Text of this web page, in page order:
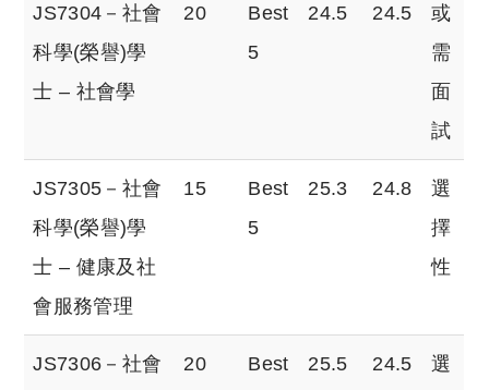
JS7304－社會
科學(榮譽)學
士 – 社會學
20
Best
5
24.5 24.5
或
需
面
試
JS7305－社會
科學(榮譽)學
士 – 健康及社
會服務管理
15
Best
5
25.3 24.8
選
擇
性
JS7306－社會
20
Best
25.5 24.5
選